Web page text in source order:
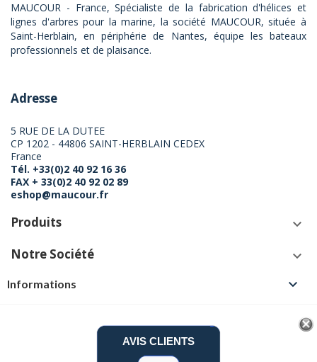
MAUCOUR - France, Spécialiste de la fabrication d'hélices et
lignes d'arbres pour la marine, la société MAUCOUR, située à
Saint-Herblain, en périphérie de Nantes, équipe les bateaux
professionnels et de plaisance.
Adresse
5 RUE DE LA DUTEE
CP 1202 - 44806 SAINT-HERBLAIN CEDEX
France
Tél. +33(0)2 40 92 16 36
FAX + 33(0)2 40 92 02 89
eshop@maucour.fr
Produits keyboard_arrow_down
Notre Société keyboard_arrow_down
Informations 
AVIS CLIENTS